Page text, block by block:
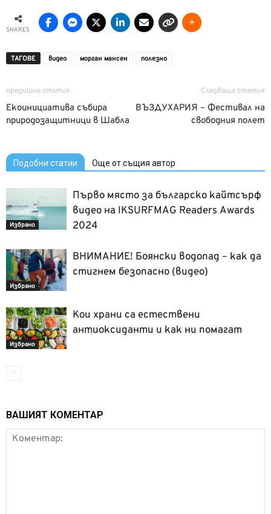
SHARES
ТАГОВЕ видео морган мансен полезно
предишна статия
Eкоинициатива събира
природозащитници в Шабла
Следваща статия
ВЪЗДУХАРИЯ – Фестивал на
свободния полет
Подобни статии Още от същия автор
Избрано
Първо място за българско кайтсърф
видео на IKSURFMAG Readers Awards
2024
Избрано
ВНИМАНИЕ! Боянски водопад – как да
стигнем безопасно (видео)
Избрано
Кои храни са естествени
антиоксиданти и как ни помагат
ВАШИЯТ КОМЕНТАР